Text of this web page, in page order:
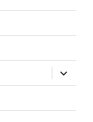
expande
el
menú